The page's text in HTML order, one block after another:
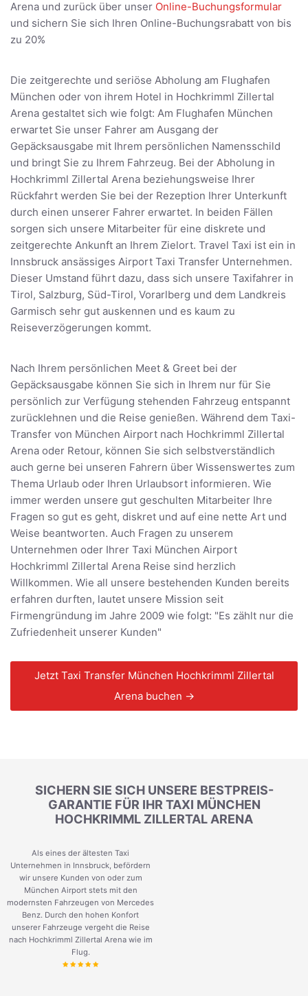
Arena und zurück über unser Online-Buchungsformular
und sichern Sie sich Ihren Online-Buchungsrabatt von bis
zu 20%
Die zeitgerechte und seriöse Abholung am Flughafen
München oder von ihrem Hotel in Hochkrimml Zillertal
Arena gestaltet sich wie folgt: Am Flughafen München
erwartet Sie unser Fahrer am Ausgang der
Gepäcksausgabe mit Ihrem persönlichen Namensschild
und bringt Sie zu Ihrem Fahrzeug. Bei der Abholung in
Hochkrimml Zillertal Arena beziehungsweise Ihrer
Rückfahrt werden Sie bei der Rezeption Ihrer Unterkunft
durch einen unserer Fahrer erwartet. In beiden Fällen
sorgen sich unsere Mitarbeiter für eine diskrete und
zeitgerechte Ankunft an Ihrem Zielort. Travel Taxi ist ein in
Innsbruck ansässiges Airport Taxi Transfer Unternehmen.
Dieser Umstand führt dazu, dass sich unsere Taxifahrer in
Tirol, Salzburg, Süd-Tirol, Vorarlberg und dem Landkreis
Garmisch sehr gut auskennen und es kaum zu
Reiseverzögerungen kommt.
Nach Ihrem persönlichen Meet & Greet bei der
Gepäcksausgabe können Sie sich in Ihrem nur für Sie
persönlich zur Verfügung stehenden Fahrzeug entspannt
zurücklehnen und die Reise genießen. Während dem Taxi-
Transfer von München Airport nach Hochkrimml Zillertal
Arena oder Retour, können Sie sich selbstverständlich
auch gerne bei unseren Fahrern über Wissenswertes zum
Thema Urlaub oder Ihren Urlaubsort informieren. Wie
immer werden unsere gut geschulten Mitarbeiter Ihre
Fragen so gut es geht, diskret und auf eine nette Art und
Weise beantworten. Auch Fragen zu unserem
Unternehmen oder Ihrer Taxi München Airport
Hochkrimml Zillertal Arena Reise sind herzlich
Willkommen. Wie all unsere bestehenden Kunden bereits
erfahren durften, lautet unsere Mission seit
Firmengründung im Jahre 2009 wie folgt: "Es zählt nur die
Zufriedenheit unserer Kunden"
Jetzt Taxi Transfer München Hochkrimml Zillertal
Arena buchen →
SICHERN SIE SICH UNSERE BESTPREIS-
GARANTIE FÜR IHR TAXI MÜNCHEN
HOCHKRIMML ZILLERTAL ARENA
Als eines der ältesten Taxi
Unternehmen in Innsbruck, befördern
wir unsere Kunden von oder zum
München Airport stets mit den
modernsten Fahrzeugen von Mercedes
Benz. Durch den hohen Konfort
unserer Fahrzeuge vergeht die Reise
nach Hochkrimml Zillertal Arena wie im
Flug.